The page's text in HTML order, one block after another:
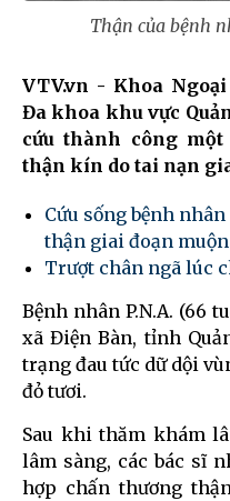
Thận của bệnh
VTV.vn - Khoa
Đa khoa khu vực
cứu thành công
thận kín do tai nạn
Cứu sống bệnh
thận giai đoạn muộn
Trượt chân ngã lúc
Bệnh nhân P.N.A. (66
xã Điện Bàn, tỉnh
trạng đau tức dữ dội
đỏ tươi.
Sau khi thăm khám
lâm sàng, các bác sĩ
hợp chấn thương